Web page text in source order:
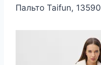
Пальто Taifun,